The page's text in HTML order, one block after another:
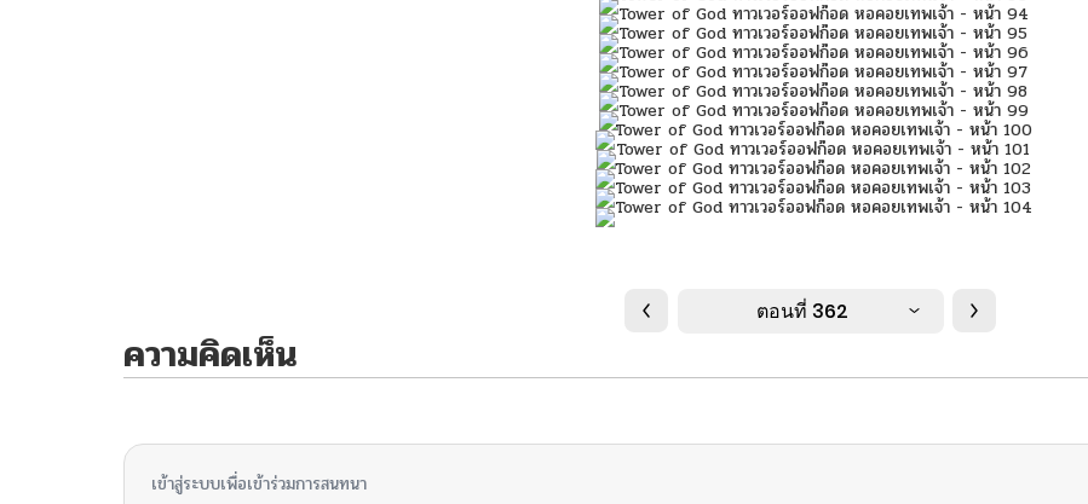
ตอนที่ 362
ความคิดเห็น
เข้าสู่ระบบเพื่อเข้าร่วมการสนทนา